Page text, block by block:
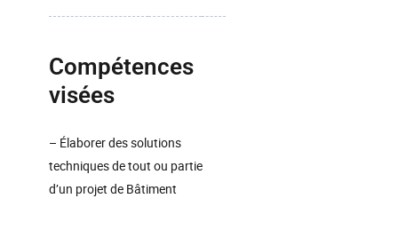
Compétences
visées
– Élaborer des solutions
techniques de tout ou partie
d’un projet de Bâtiment